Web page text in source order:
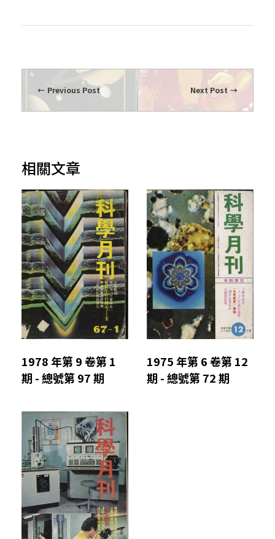
Previous Post Next Post
相關文章
1978 年第 9 卷第 1
期 - 總號第 97 期
1975 年第 6 卷第 12
期 - 總號第 72 期